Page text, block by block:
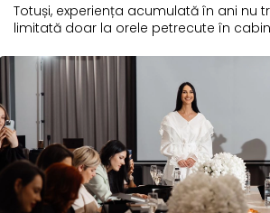
Totuși, experiența acumulată în ani nu
limitată doar la orele petrecute în